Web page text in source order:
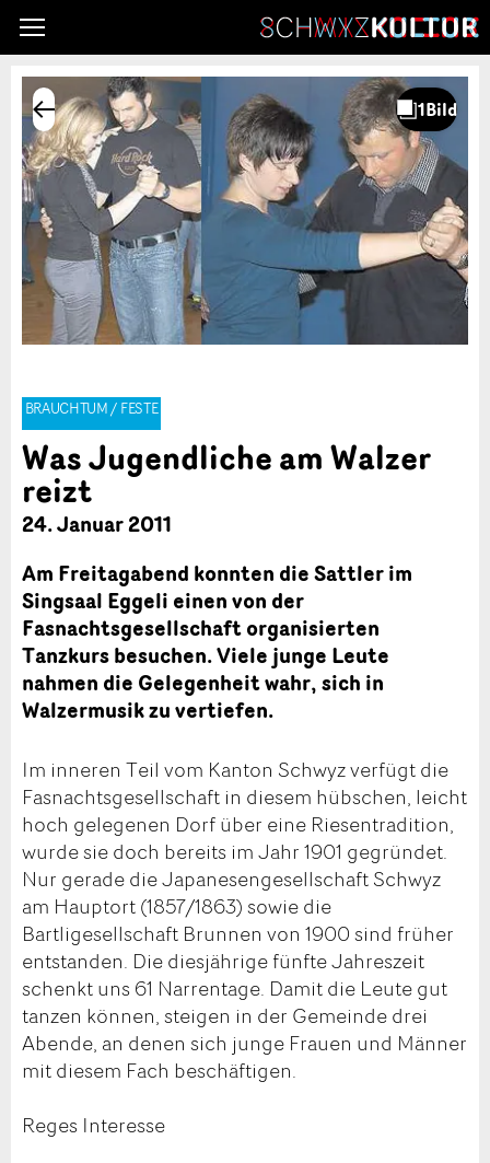
BRAUCHTUM / FESTE
Was Jugendliche am Walzer
reizt
24. Januar 2011
Am Freitagabend konnten die Sattler im
Singsaal Eggeli einen von der
Fasnachtsgesellschaft organisierten
Tanzkurs besuchen. Viele junge Leute
nahmen die Gelegenheit wahr, sich in
Walzermusik zu vertiefen.
Im inneren Teil vom Kanton Schwyz verfügt die
Fasnachtsgesellschaft in diesem hübschen, leicht
hoch gelegenen Dorf über eine Riesentradition,
wurde sie doch bereits im Jahr 1901 gegründet.
Nur gerade die Japanesengesellschaft Schwyz
am Hauptort (1857/1863) sowie die
Bartligesellschaft Brunnen von 1900 sind früher
entstanden. Die diesjährige fünfte Jahreszeit
schenkt uns 61 Narrentage. Damit die Leute gut
tanzen können, steigen in der Gemeinde drei
Abende, an denen sich junge Frauen und Männer
mit diesem Fach beschäftigen.
Reges Interesse